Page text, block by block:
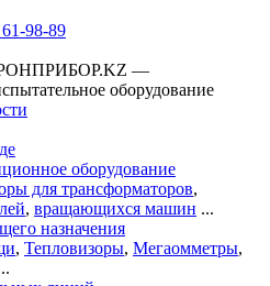
98-89
—
оборудование
оборудование
для трансформаторов,
, вращающихся машин ...
назначения
, Тепловизоры, Мегаомметры,